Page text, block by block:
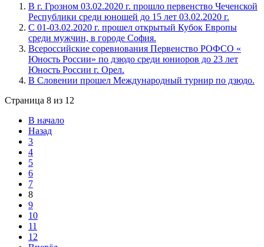
В г. Грозном 03.02.2020 г. прошло первенство Чеченской
Республики среди юношей до 15 лет 03.02.2020 г.
С 01-03.02.2020 г. прошел открытый Кубок Европы
среди мужчин, в городе София.
Всероссийские соревнования Первенство РОФСО «
Юность России» по дзюдо среди юниоров до 23 лет
Юность России г. Орел.
В Словении прошел Международный турнир по дзюдо.
Страница 8 из 12
В начало
Назад
3
4
5
6
7
8
9
10
11
12